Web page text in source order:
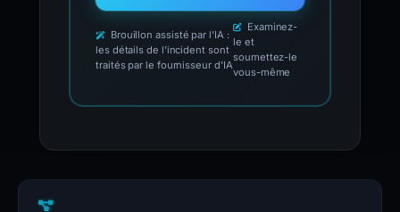
Brouillon assisté par l'IA :
les détails de l'incident sont
traités par le fournisseur d'IA
Examinez-
le et
soumettez-le
vous-même